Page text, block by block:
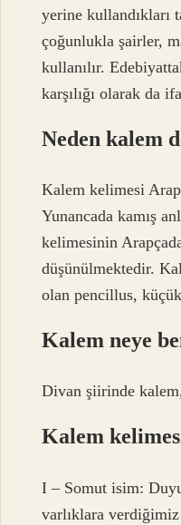
yerine kullandıkları
çoğunlukla şairler,
kullanılır.
karşılığı olarak da
Neden kalem
Kalem kelimesi
Yunancada kamış
kelimesinin
düşünülmektedir.
olan pencillus,
Kalem neye
Divan şiirinde
Kalem
I – Somut isim:
varlıklara